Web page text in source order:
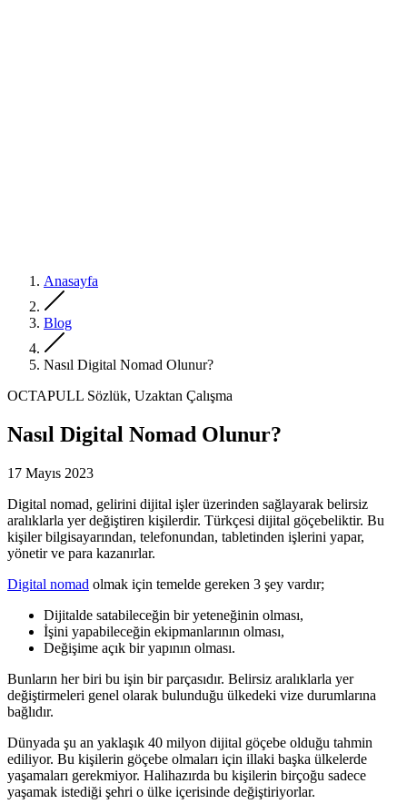
Anasayfa
Blog
Nasıl Digital Nomad Olunur?
OCTAPULL Sözlük, Uzaktan Çalışma
Nasıl Digital Nomad Olunur?
17 Mayıs 2023
Digital nomad, gelirini dijital işler üzerinden sağlayarak belirsiz
aralıklarla yer değiştiren kişilerdir. Türkçesi dijital göçebeliktir. Bu
kişiler bilgisayarından, telefonundan, tabletinden işlerini yapar,
yönetir ve para kazanırlar.
Digital nomad olmak için temelde gereken 3 şey vardır;
Dijitalde satabileceğin bir yeteneğinin olması,
İşini yapabileceğin ekipmanlarının olması,
Değişime açık bir yapının olması.
Bunların her biri bu işin bir parçasıdır. Belirsiz aralıklarla yer
değiştirmeleri genel olarak bulunduğu ülkedeki vize durumlarına
bağlıdır.
Dünyada şu an yaklaşık 40 milyon dijital göçebe olduğu tahmin
ediliyor. Bu kişilerin göçebe olmaları için illaki başka ülkelerde
yaşamaları gerekmiyor. Halihazırda bu kişilerin birçoğu sadece
yaşamak istediği şehri o ülke içerisinde değiştiriyorlar.